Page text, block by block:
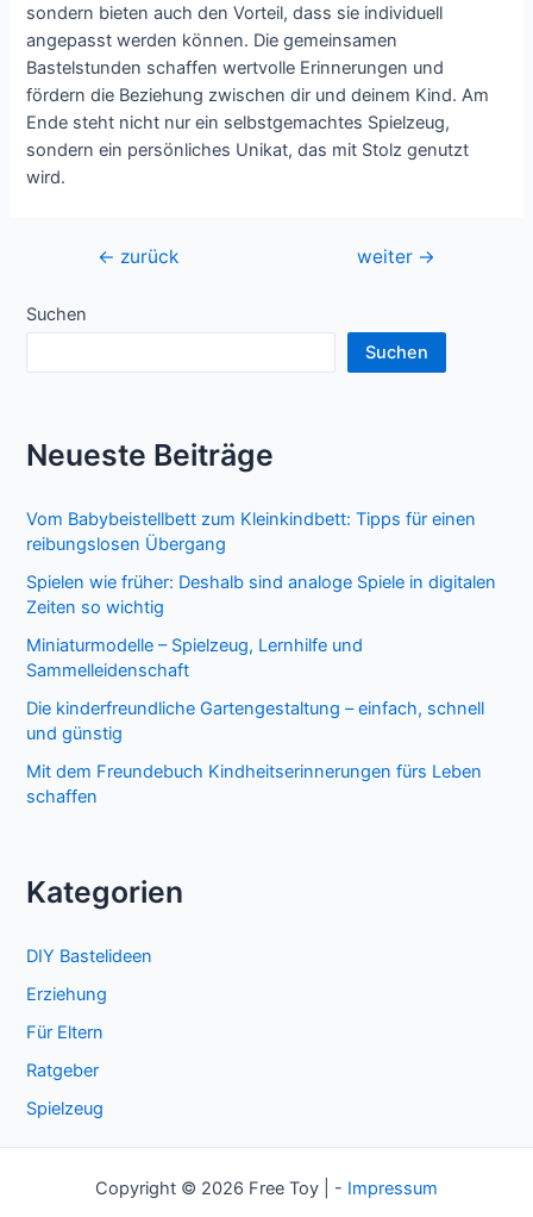
sondern bieten auch den Vorteil, dass sie individuell
angepasst werden können. Die gemeinsamen
Bastelstunden schaffen wertvolle Erinnerungen und
fördern die Beziehung zwischen dir und deinem Kind. Am
Ende steht nicht nur ein selbstgemachtes Spielzeug,
sondern ein persönliches Unikat, das mit Stolz genutzt
wird.
Beitragsnavigation
← zurück weiter →
Suchen
Suchen
Neueste Beiträge
Vom Babybeistellbett zum Kleinkindbett: Tipps für einen
reibungslosen Übergang
Spielen wie früher: Deshalb sind analoge Spiele in digitalen
Zeiten so wichtig
Miniaturmodelle – Spielzeug, Lernhilfe und
Sammelleidenschaft
Die kinderfreundliche Gartengestaltung – einfach, schnell
und günstig
Mit dem Freundebuch Kindheitserinnerungen fürs Leben
schaffen
Kategorien
DIY Bastelideen
Erziehung
Für Eltern
Ratgeber
Spielzeug
Copyright © 2026 Free Toy | - Impressum